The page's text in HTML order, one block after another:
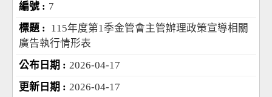
7
115年度第1季金管會主管辦理政策宣導相關
廣告執行情形表
2026-04-17
2026-04-17